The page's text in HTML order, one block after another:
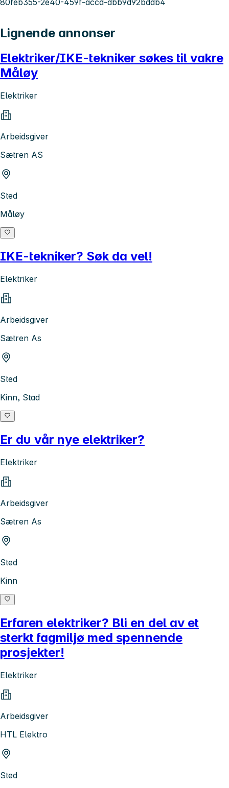
Lignende annonser
Elektriker/IKE-tekniker søkes til vakre
Måløy
Elektriker
Arbeidsgiver
Sætren AS
Sted
Måløy
IKE-tekniker? Søk da vel!
Elektriker
Arbeidsgiver
Sætren As
Sted
Kinn, Stad
Er du vår nye elektriker?
Elektriker
Arbeidsgiver
Sætren As
Sted
Kinn
Erfaren elektriker? Bli en del av et
sterkt fagmiljø med spennende
prosjekter!
Elektriker
Arbeidsgiver
HTL Elektro
Sted